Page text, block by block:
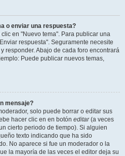
o enviar una respuesta?
en "Nuevo tema". Para publicar una
respuesta". Seguramente necesite
responder. Abajo de cada foro encontrará
Puede publicar nuevos temas,
mensaje?
solo puede borrar o editar sus
hacer clic en en botón editar(a veces
cierto periodo de tiempo). Si alguien
texto indicando que ha sido
No aparece si fue un moderador o la
la mayoría de las veces el editor deja su